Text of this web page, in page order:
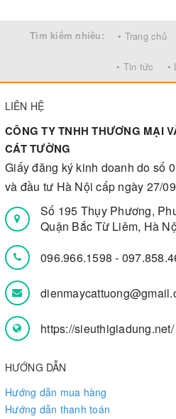
Tìm kiếm nhiều: • Trang chủ
• Tin tức •
LIÊN HỆ
CÔNG TY TNHH THƯƠNG MẠI
CÁT TƯỜNG
Giấy đăng ký kinh doanh do số
và đầu tư Hà Nội cấp ngày 27/
Số 195 Thụy Phương,
Quận Bắc Từ Liêm, Hà
096.966.1598-
https://sieuthigiadung.net/
HƯỚNG DẪN
Hướng dẫn mua hàng
Hướng dẫn thanh toán